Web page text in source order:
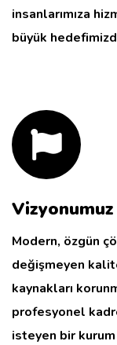
insanlarımıza
büyük
Vizyonumuz
Modern, özgün
değişmeyen
kaynakları
profesyonel
isteyen bir